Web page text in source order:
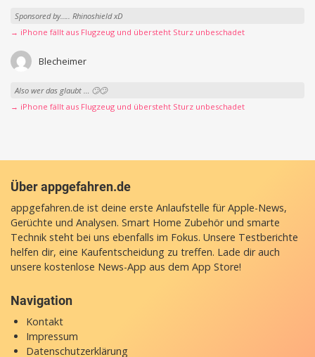
Sponsored by….. Rhinoshield xD
→ iPhone fällt aus Flugzeug und übersteht Sturz unbeschadet
Blecheimer
Also wer das glaubt … 🙄🙄
→ iPhone fällt aus Flugzeug und übersteht Sturz unbeschadet
Über appgefahren.de
appgefahren.de ist deine erste Anlaufstelle für Apple-News,
Gerüchte und Analysen. Smart Home Zubehör und smarte
Technik steht bei uns ebenfalls im Fokus. Unsere Testberichte
helfen dir, eine Kaufentscheidung zu treffen. Lade dir auch
unsere kostenlose News-App aus dem App Store!
Navigation
Kontakt
Impressum
Datenschutzerklärung